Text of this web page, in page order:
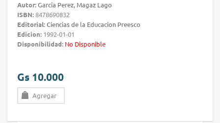
Autor:Garcia Perez, Magaz Lago
ISBN:8478690832
Editorial:Ciencias de la Educacion Preesco
Edicion: 1992-01-01
Disponibilidad: No Disponible
Gs 10.000
Agregar